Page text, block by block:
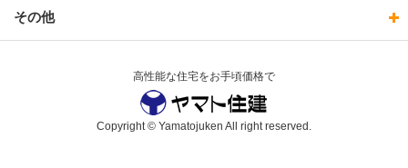
その他
高性能な住宅をお手頃価格で
Copyright © Yamatojuken All right reserved.